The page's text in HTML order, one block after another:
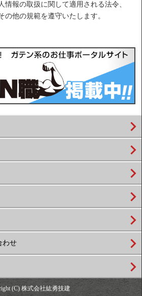
情報の取扱に関して適用される法令、
の他の規範を遵守いたします。
わせ
(C) 株式会社紘勇技建